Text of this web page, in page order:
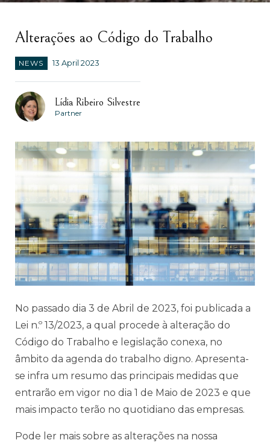
Alterações ao Código do Trabalho
NEWS 13 April 2023
Lídia Ribeiro Silvestre
Partner
No passado dia 3 de Abril de 2023, foi publicada a
Lei n.º 13/2023, a qual procede à alteração do
Código do Trabalho e legislação conexa, no
âmbito da agenda do trabalho digno. Apresenta-
se infra um resumo das principais medidas que
entrarão em vigor no dia 1 de Maio de 2023 e que
mais impacto terão no quotidiano das empresas.
Pode ler mais sobre as alterações na nossa